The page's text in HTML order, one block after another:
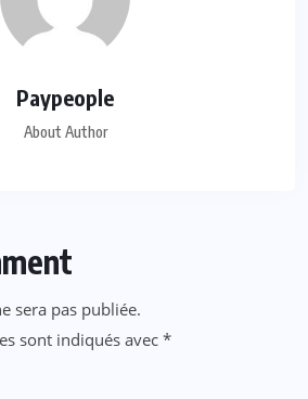
Paypeople
About Author
sera pas publiée.
sont indiqués avec *